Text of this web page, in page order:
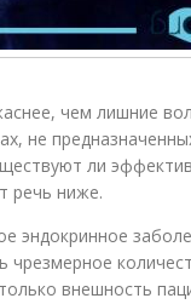
чем лишние
не
ли
речь ниже.
эндокринное
внешность